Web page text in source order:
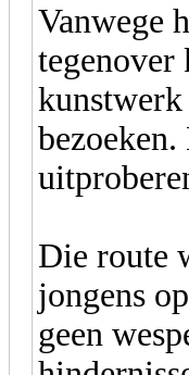
Vanwege
tegenover
Die route
jongens
geen